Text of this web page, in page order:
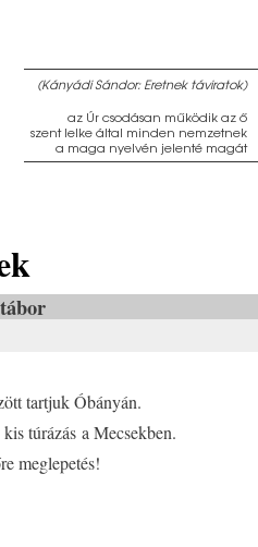
(Kányádi Sándor: Eretnek táviratok)
az Úr csodásan működik az ő
szent lelke által minden nemzetnek
a maga nyelvén jelenté magát
tartjuk Óbányán.
túrázás a Mecsekben.
meglepetés!